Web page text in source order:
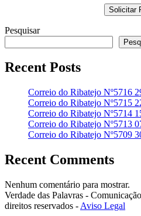
Pesquisar
Recent Posts
Correio do Ribatejo Nº5716
Correio do Ribatejo Nº5715
Correio do Ribatejo Nº5714
Correio do Ribatejo Nº5713
Correio do Ribatejo Nº5709
Recent Comments
Nenhum comentário para mostrar.
Verdade das Palavras -
direitos reservados - Aviso Legal